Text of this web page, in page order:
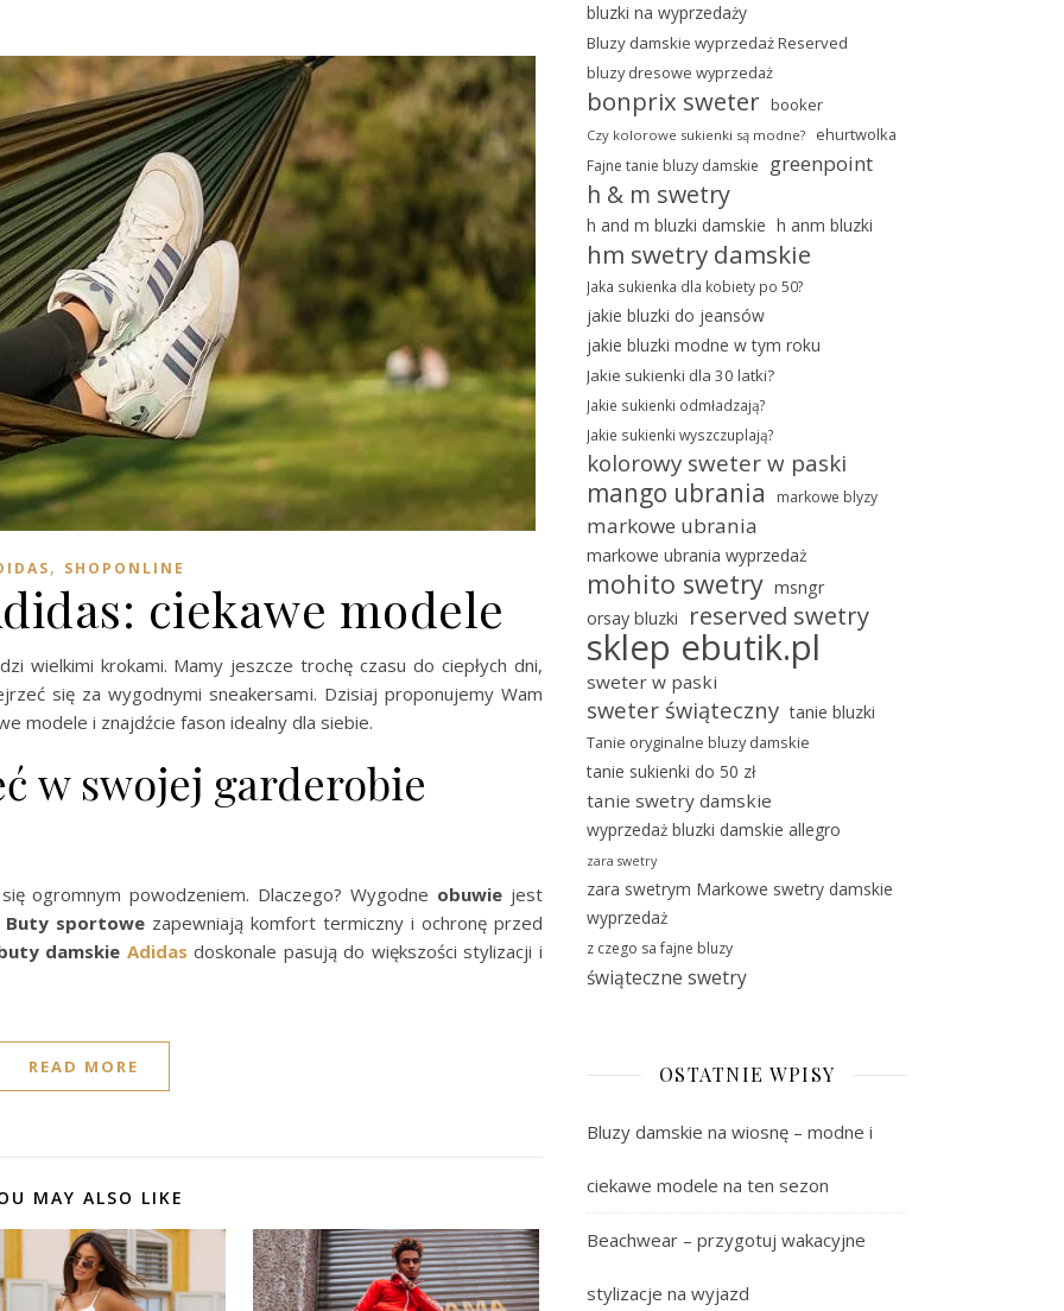
, SHOPONLINE
ciekawe modele
wielkimi krokami. Mamy jeszcze trochę czasu do ciepłych dni,
się za wygodnymi sneakersami. Dzisiaj proponujemy Wam
modele i znajdźcie fason idealny dla siebie.
w swojej garderobie
ogromnym powodzeniem. Dlaczego? Wygodne obuwie jest
Buty sportowe zapewniają komfort termiczny i ochronę przed
damskie Adidas doskonale pasują do większości stylizacji i
READ MORE
MAY ALSO LIKE
bluzki na wyprzedaży
Bluzy damskie wyprzedaż Reserved
bluzy dresowe wyprzedaż
bonprix sweter booker
Czy kolorowe sukienki są modne? ehurtwolka
Fajne tanie bluzy damskie greenpoint
h & m swetry
h and m bluzki damskie h anm bluzki
hm swetry damskie
Jaka sukienka dla kobiety po 50?
jakie bluzki do jeansów
jakie bluzki modne w tym roku
Jakie sukienki dla 30 latki?
Jakie sukienki odmładzają?
Jakie sukienki wyszczuplają?
kolorowy sweter w paski
mango ubrania markowe blyzy
markowe ubrania
markowe ubrania wyprzedaż
mohito swetry msngr
orsay bluzki
reserved swetry
sklep ebutik.pl
sweter w paski
sweter świąteczny tanie bluzki
Tanie oryginalne bluzy damskie
tanie sukienki do 50 zł
tanie swetry damskie
wyprzedaż bluzki damskie allegro
zara swetry
zara swetrym Markowe swetry damskie
wyprzedaż
z czego sa fajne bluzy
świąteczne swetry
OSTATNIE WPISY
Bluzy damskie na wiosnę – modne i
ciekawe modele na ten sezon
Beachwear – przygotuj wakacyjne
stylizacje na wyjazd